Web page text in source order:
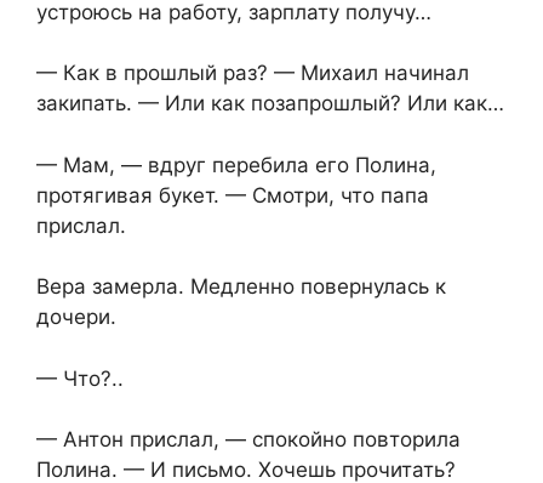
устроюсь на работу, зарплату получу…
— Как в прошлый раз? — Михаил начинал
закипать. — Или как позапрошлый? Или как…
— Мам, — вдруг перебила его Полина,
протягивая букет. — Смотри, что папа
прислал.
Вера замерла. Медленно повернулась к
дочери.
— Что?..
— Антон прислал, — спокойно повторила
Полина. — И письмо. Хочешь прочитать?